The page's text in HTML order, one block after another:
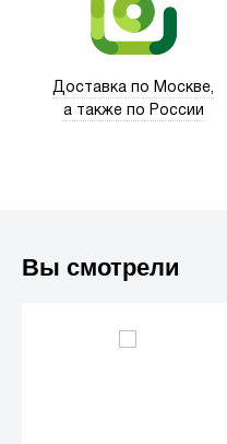
Доставка по Москве,
а также по России
Вы смотрели